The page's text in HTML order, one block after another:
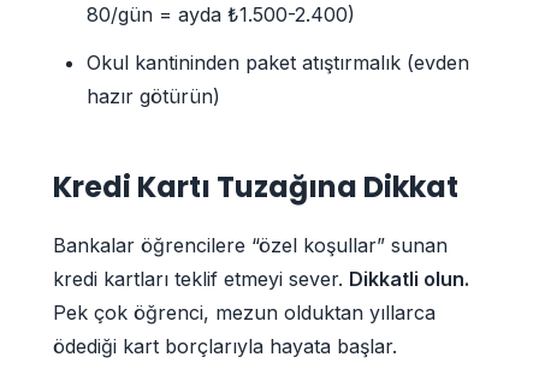
80/gün = ayda ₺1.500-2.400)
Okul kantininden paket atıştırmalık (evden
hazır götürün)
Kredi Kartı Tuzağına Dikkat
Bankalar öğrencilere “özel koşullar” sunan
kredi kartları teklif etmeyi sever. Dikkatli olun.
Pek çok öğrenci, mezun olduktan yıllarca
ödediği kart borçlarıyla hayata başlar.